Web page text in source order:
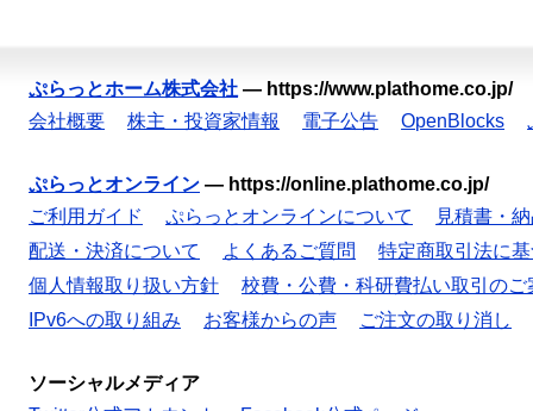
ぷらっとホーム株式会社 — https://www.plathome.co.jp/
会社概要
株主・投資家情報 電子公告 OpenBlocks
ぷらっとオンライン — https://online.plathome.co.jp/
ご利用ガイド
ぷらっとオンラインについて
見積書・
配送・決済について
よくあるご質問
特定商取引法に
個人情報取り扱い方針
校費・公費・科研費払い取引のご
IPv6への取り組み
お客様からの声 ご注文の取り消し
ソーシャルメディア